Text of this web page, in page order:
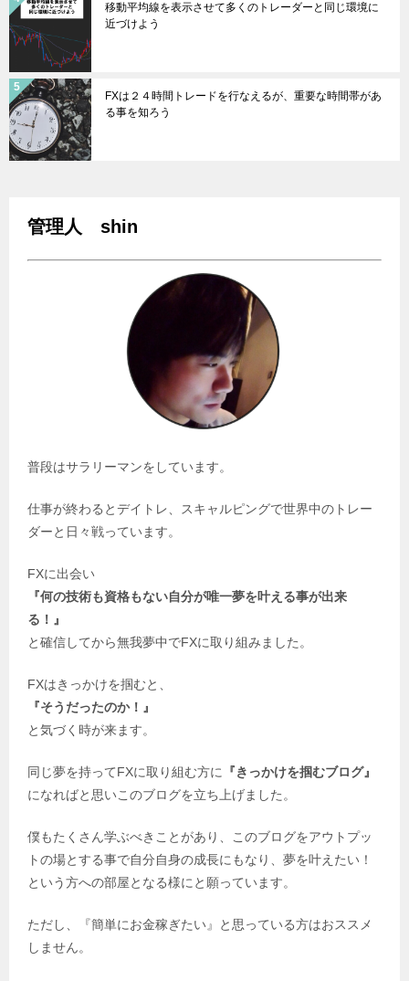
移動平均線を表示させて多くのトレーダーと同じ環境に
近づけよう
FXは２４時間トレードを行なえるが、重要な時間帯があ
る事を知ろう
管理人 shin
普段はサラリーマンをしています。
仕事が終わるとデイトレ、スキャルピングで世界中のトレー
ダーと日々戦っています。
FXに出会い
『何の技術も資格もない自分が唯一夢を叶える事が出来
る！』
と確信してから無我夢中でFXに取り組みました。
FXはきっかけを掴むと、
『そうだったのか！』
と気づく時が来ます。
同じ夢を持ってFXに取り組む方に
『きっかけを掴むブログ』
になればと思いこのブログを立ち上げました。
僕もたくさん学ぶべきことがあり、このブログをアウトプッ
トの場とする事で自分自身の成長にもなり、夢を叶えたい！
という方への部屋となる様にと願っています。
ただし、『簡単にお金稼ぎたい』と思っている方はおススメ
しません。